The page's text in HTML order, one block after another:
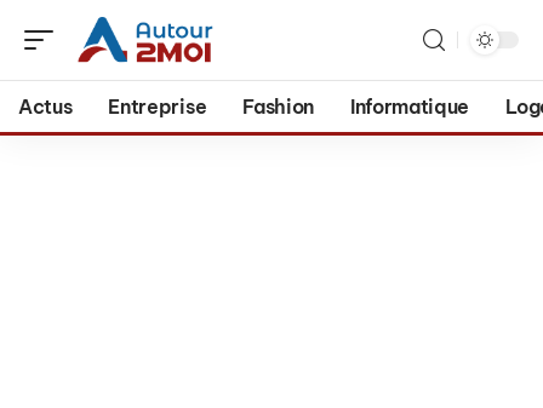
Actus Entreprise Fashion Informatique